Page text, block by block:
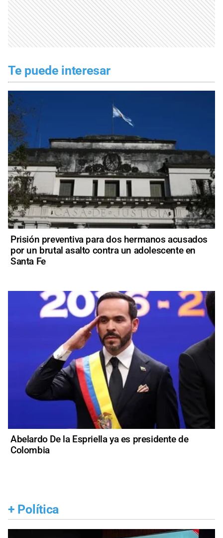
Te puede interesar
Prisión preventiva para dos hermanos acusados
por un brutal asalto contra un adolescente en
Santa Fe
Abelardo De la Espriella ya es presidente de
Colombia
+ Política